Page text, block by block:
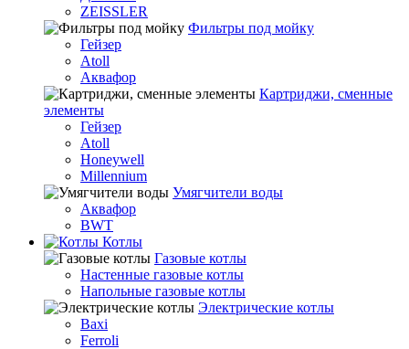
ZEISSLER
Фильтры под мойку
Гейзер
Atoll
Аквафор
Картриджи, сменные
элементы
Гейзер
Atoll
Honeywell
Millennium
Умягчители воды
Аквафор
BWT
Котлы
Гaзовые котлы
Настенные газовые котлы
Напольные газовые котлы
Электрические котлы
Baxi
Ferroli